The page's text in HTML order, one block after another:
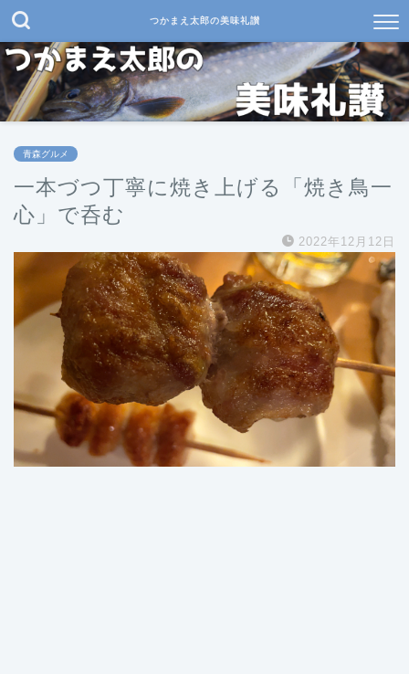
つかまえ太郎の美味礼讃
青森グルメ
一本づつ丁寧に焼き上げる「焼き鳥一
心」で呑む
2022年12月12日